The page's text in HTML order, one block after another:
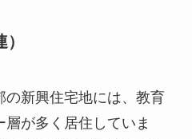
の新興住宅地には、教育
が多く居住していま